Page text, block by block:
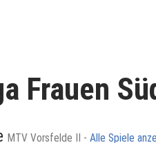
Frauen
MTV Vorsfelde II - Alle Spiele